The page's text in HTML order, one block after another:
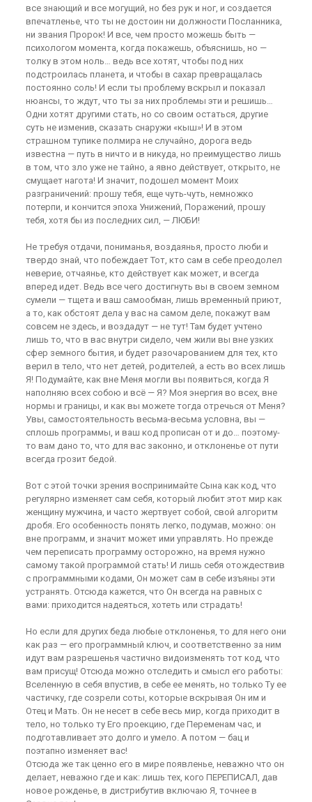
все знающий и все могущий, но без рук и ног, и создается
впечатленье, что ты не достоин ни должности Посланника,
ни звания Пророк! И все, чем просто можешь быть —
психологом момента, когда покажешь, объяснишь, но —
толку в этом ноль… ведь все хотят, чтобы под них
подстроилась планета, и чтобы в сахар превращалась
постоянно соль! И если ты проблему вскрыл и показал
нюансы, то ждут, что ты за них проблемы эти и решишь…
Одни хотят другими стать, но со своим остаться, другие
суть не изменив, сказать снаружи «кыш»! И в этом
страшном тупике полмира не случайно, дорога ведь
известна — путь в ничто и в никуда, но преимущество лишь
в том, что зло уже не тайно, а явно действует, открыто, не
смущает нагота! И значит, подошел момент Моих
разграничений: прошу тебя, еще чуть-чуть, немножко
потерпи, и кончится эпоха Унижений, Поражений, прошу
тебя, хотя бы из последних сил, — ЛЮБИ!
Не требуя отдачи, пониманья, воздаянья, просто люби и
твердо знай, что побеждает Тот, кто сам в себе преодолел
неверие, отчаянье, кто действует как может, и всегда
вперед идет. Ведь все чего достигнуть вы в своем земном
сумели — тщета и ваш самообман, лишь временный приют,
а то, как обстоят дела у вас на самом деле, покажут вам
совсем не здесь, и воздадут — не тут! Там будет учтено
лишь то, что в вас внутри сидело, чем жили вы вне узких
сфер земного бытия, и будет разочарованием для тех, кто
верил в тело, что нет детей, родителей, а есть во всех лишь
Я! Подумайте, как вне Меня могли вы появиться, когда Я
наполняю всех собою и всё — Я? Моя энергия во всех, вне
нормы и границы, и как вы можете тогда отречься от Меня?
Увы, самостоятельность весьма-весьма условна, вы —
сплошь программы, и ваш код прописан от и до… поэтому-
то вам дано то, что для вас законно, и отклоненье от пути
всегда грозит бедой.
Вот с этой точки зрения воспринимайте Сына как код, что
регулярно изменяет сам себя, который любит этот мир как
женщину мужчина, и часто жертвует собой, свой алгоритм
дробя. Его особенность понять легко, подумав, можно: он
вне программ, и значит может ими управлять. Но прежде
чем переписать программу осторожно, на время нужно
самому такой программой стать! И лишь себя отождествив
с программными кодами, Он может сам в себе изъяны эти
устранять. Отсюда кажется, что Он всегда на равных с
вами: приходится надеяться, хотеть или страдать!
Но если для других беда любые отклоненья, то для него они
как раз — его программный ключ, и соответственно за ним
идут вам разрешенья частично видоизменять тот код, что
вам присущ! Отсюда можно отследить и смысл его работы:
Вселенную в себя впустив, в себе ее менять, но только Ту ее
частичку, где созрели соты, которые вскрывая Он им и
Отец и Мать. Он не несет в себе весь мир, когда приходит в
тело, но только ту Его проекцию, где Переменам час, и
подготавливает это долго и умело. А потом — бац и
поэтапно изменяет вас!
Отсюда же так ценно его в мире появленье, неважно что он
делает, неважно где и как: лишь тех, кого ПЕРЕПИСАЛ, дав
новое рожденье, в дистрибутив включаю Я, точнее в